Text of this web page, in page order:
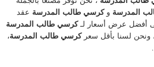
المدرسة وكرسي طالب المدرسة عقد
أفضل عرض أسعار لـكرسي طالب المدرسة
ونحن لسنا بأقل سعركرسي طالب المدرسة،